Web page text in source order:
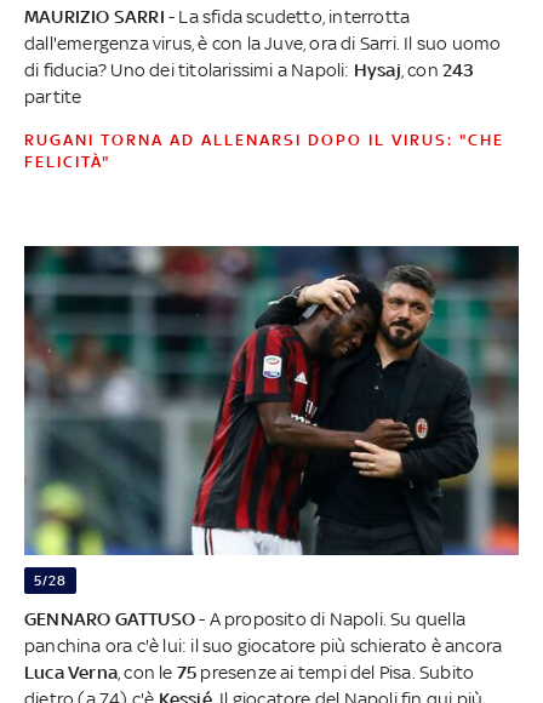
MAURIZIO SARRI - La sfida scudetto, interrotta
dall'emergenza virus, è con la Juve, ora di Sarri. Il suo uomo
di fiducia? Uno dei titolarissimi a Napoli: Hysaj , con243
partite
RUGANI TORNA AD ALLENARSI DOPO IL VIRUS: "CHE
FELICITÀ"
5/28
GENNARO GATTUSO- A proposito di Napoli. Su quella
panchina ora c'è lui: il suo giocatore più schierato è ancora
LucaVerna , con le 75 presenze ai tempi del Pisa. Subito
dietro (a 74) c'è Kessié. Il giocatore del Napoli fin qui più